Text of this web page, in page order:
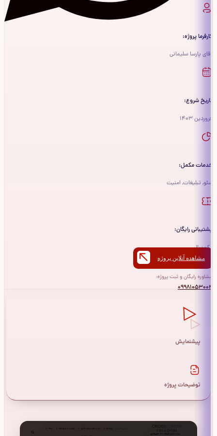
کارفرما پروژه:
آقای پارسا سلیمانی
تاریخ شروع:
فروردین 1403
خدمات مکمل:
سئو, تبلیغات, امنیت
پشتیبانی رایگان:
یک سال
مشاهده آنلاین پروژه
مشاوره رایگان و ثبت پروژه:
09981053004
پیشنمایش
توضیحات پروژه